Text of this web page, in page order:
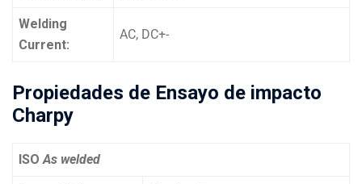
Welding
Current:
AC, DC+-
Propiedades de Ensayo de impacto
Charpy
ISO As welded